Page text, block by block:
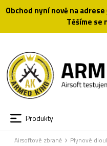
Obchod nyní nově na adrese
Těšíme se
Produkty
Airsoftové zbraně Plynové